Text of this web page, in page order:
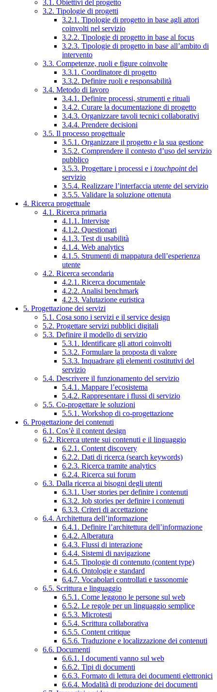
3.1. Obiettivi del progetto
3.2. Tipologie di progetti
3.2.1. Tipologie di progetto in base agli attori
coinvolti nel servizio
3.2.2. Tipologie di progetto in base al focus
3.2.3. Tipologie di progetto in base all’ambito di
intervento
3.3. Competenze, ruoli e figure coinvolte
3.3.1. Coordinatore di progetto
3.3.2. Definire ruoli e responsabilità
3.4. Metodo di lavoro
3.4.1. Definire processi, strumenti e rituali
3.4.2. Curare la documentazione di progetto
3.4.3. Organizzare tavoli tecnici collaborativi
3.4.4. Prendere decisioni
3.5. Il processo progettuale
3.5.1. Organizzare il progetto e la sua gestione
3.5.2. Comprendere il contesto d’uso del servizio
pubblico
3.5.3. Progettare i processi e i touchpointdel
servizio
3.5.4. Realizzare l’interfaccia utente del servizio
3.5.5. Validare la soluzione ottenuta
4. Ricerca progettuale
4.1. Ricerca primaria
4.1.1. Interviste
4.1.2. Questionari
4.1.3. Test di usabilità
4.1.4. Web analytics
4.1.5. Strumenti di mappatura dell’esperienza
utente
4.2. Ricerca secondaria
4.2.1. Ricerca documentale
4.2.2. Analisi benchmark
4.2.3. Valutazione euristica
5. Progettazione dei servizi
5.1. Cosa sono i servizi e il service design
5.2. Progettare servizi pubblici digitali
5.3. Definire il modello di servizio
5.3.1. Identificare gli attori coinvolti
5.3.2. Formulare la proposta di valore
5.3.3. Inquadrare gli elementi costitutivi del
servizio
5.4. Descrivere il funzionamento del servizio
5.4.1. Mappare l’ecosistema
5.4.2. Rappresentare i flussi di servizio
5.5. Co-progettare le soluzioni
5.5.1. Workshop di co-progettazione
6. Progettazione dei contenuti
6.1. Cos’è il content design
6.2. Ricerca utente sui contenuti e il linguaggio
6.2.1. Content discovery
6.2.2. Dati di ricerca (search keywords)
6.2.3. Ricerca tramite analytics
6.2.4. Ricerca sui forum
6.3. Dalla ricerca ai bisogni degli utenti
6.3.1. User stories per definire i contenuti
6.3.2. Job stories per definire i contenuti
6.3.3. Criteri di accettazione
6.4. Architettura dell’informazione
6.4.1. Definire l’architettura dell’informazione
6.4.2. Alberatura
6.4.3. Flussi di interazione
6.4.4. Sistemi di navigazione
6.4.5. Tipologie di contenuto (content type)
6.4.6. Ontologie e standard
6.4.7. Vocabolari controllati e tassonomie
6.5. Scrittura e linguaggio
6.5.1. Come leggono le persone sul web
6.5.2. Le regole per un linguaggio semplice
6.5.3. Microtesti
6.5.4. Scrittura collaborativa
6.5.5. Content critique
6.5.6. Traduzione e localizzazione dei contenuti
6.6. Documenti
6.6.1. I documenti vanno sul web
6.6.2. Tipi di documenti
6.6.3. Formato di lettura dei documenti elettronici
6.6.4. Modalità di produzione dei documenti